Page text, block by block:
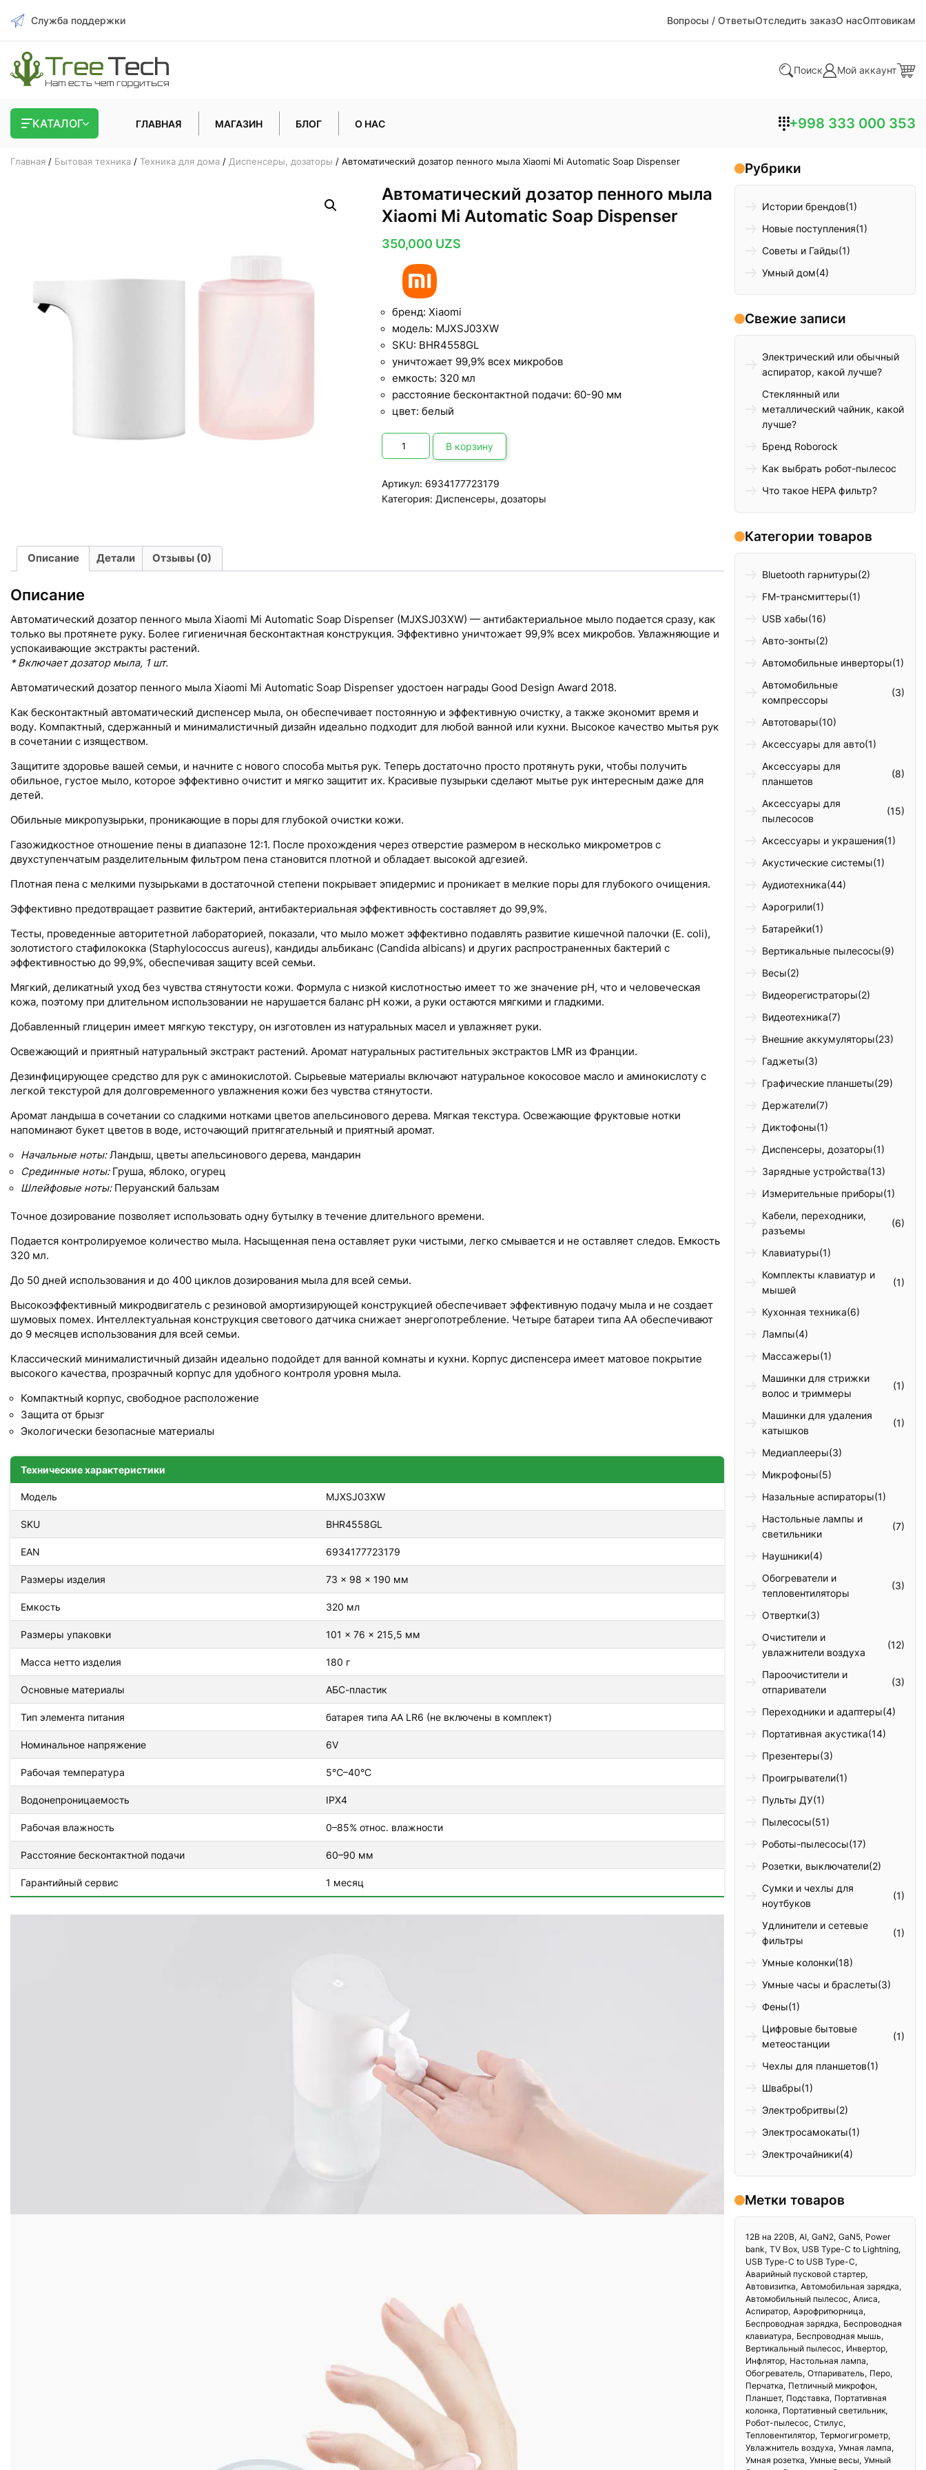
Служба поддержки Вопросы / ОтветыОтследить заказО насОптовикам
Поиск Мой аккаунт
КАТАЛОГ ГЛАВНАЯ МАГАЗИН БЛОГ О НАС +998 333 000 353
Главная / Бытовая техника / Техника для дома / Диспенсеры, дозаторы / Автоматический дозатор пенного мыла Xiaomi Mi Automatic Soap Dispenser
Автоматический дозатор пенного мыла
Xiaomi Mi Automatic Soap Dispenser
350,000 UZS
бренд: Xiaomi
модель: MJXSJ03XW
SKU: BHR4558GL
уничтожает 99,9% всех микробов
емкость: 320 мл
расстояние бесконтактной подачи: 60-90 мм
цвет: белый
Количество
товара
Автоматический
мыла
Xiaomi
Mi
В корзину
Артикул: 6934177723179
Категория: Диспенсеры, дозаторы
Описание Детали Отзывы (0)
Описание
Автоматический дозатор пенного мыла Xiaomi Mi Automatic Soap Dispenser (MJXSJ03XW) — антибактериальное мыло подается сразу, как
только вы протянете руку. Более гигиеничная бесконтактная конструкция. Эффективно уничтожает 99,9% всех микробов. Увлажняющие и
успокаивающие экстракты растений.
* Включает дозатор мыла, 1 шт.
Автоматический дозатор пенного мыла Xiaomi Mi Automatic Soap Dispenser удостоен награды Good Design Award 2018.
Как бесконтактный автоматический диспенсер мыла, он обеспечивает постоянную и эффективную очистку, а также экономит время и
воду. Компактный, сдержанный и минималистичный дизайн идеально подходит для любой ванной или кухни. Высокое качество мытья рук
в сочетании с изяществом.
Защитите здоровье вашей семьи, и начните с нового способа мытья рук. Теперь достаточно просто протянуть руки, чтобы получить
обильное, густое мыло, которое эффективно очистит и мягко защитит их. Красивые пузырьки сделают мытье рук интересным даже для
детей.
Обильные микропузырьки, проникающие в поры для глубокой очистки кожи.
Газожидкостное отношение пены в диапазоне 12:1. После прохождения через отверстие размером в несколько микрометров с
двухступенчатым разделительным фильтром пена становится плотной и обладает высокой адгезией.
Плотная пена с мелкими пузырьками в достаточной степени покрывает эпидермис и проникает в мелкие поры для глубокого очищения.
Эффективно предотвращает развитие бактерий, антибактериальная эффективность составляет до 99,9%.
Тесты, проведенные авторитетной лабораторией, показали, что мыло может эффективно подавлять развитие кишечной палочки (E. coli),
золотистого стафилококка (Staphylococcus aureus), кандиды альбиканс (Candida albicans) и других распространенных бактерий с
эффективностью до 99,9%, обеспечивая защиту всей семьи.
Мягкий, деликатный уход без чувства стянутости кожи. Формула с низкой кислотностью имеет то же значение pH, что и человеческая
кожа, поэтому при длительном использовании не нарушается баланс pH кожи, а руки остаются мягкими и гладкими.
Добавленный глицерин имеет мягкую текстуру, он изготовлен из натуральных масел и увлажняет руки.
Освежающий и приятный натуральный экстракт растений. Аромат натуральных растительных экстрактов LMR из Франции.
Дезинфицирующее средство для рук с аминокислотой. Сырьевые материалы включают натуральное кокосовое масло и аминокислоту с
легкой текстурой для долговременного увлажнения кожи без чувства стянутости.
Аромат ландыша в сочетании со сладкими нотками цветов апельсинового дерева. Мягкая текстура. Освежающие фруктовые нотки
напоминают букет цветов в воде, источающий притягательный и приятный аромат.
Начальные ноты:Ландыш, цветы апельсинового дерева, мандарин
Срединные ноты: Груша, яблоко, огурец
Шлейфовые ноты: Перуанский бальзам
Точное дозирование позволяет использовать одну бутылку в течение длительного времени.
Подается контролируемое количество мыла. Насыщенная пена оставляет руки чистыми, легко смывается и не оставляет следов. Емкость
320 мл.
До 50 дней использования и до 400 циклов дозирования мыла для всей семьи.
Высокоэффективный микродвигатель с резиновой амортизирующей конструкцией обеспечивает эффективную подачу мыла и не создает
шумовых помех. Интеллектуальная конструкция светового датчика снижает энергопотребление. Четыре батареи типа AA обеспечивают
до 9 месяцев использования для всей семьи.
Классический минималистичный дизайн идеально подойдет для ванной комнаты и кухни. Корпус диспенсера имеет матовое покрытие
высокого качества, прозрачный корпус для удобного контроля уровня мыла.
Компактный корпус, свободное расположение
Защита от брызг
Экологически безопасные материалы
Технические характеристики
Модель MJXSJ03XW
SKU BHR4558GL
EAN 6934177723179
Размеры изделия 73 × 98 × 190 мм
Емкость 320 мл
Размеры упаковки 101 × 76 × 215,5 мм
Масса нетто изделия 180 г
Основные материалы АБС-пластик
Тип элемента питания батарея типа AA LR6 (не включены в комплект)
Номинальное напряжение 6V
Рабочая температура 5℃–40°C
Водонепроницаемость IPX4
Рабочая влажность 0–85% относ. влажности
Расстояние бесконтактной подачи 60–90 мм
Гарантийный сервис 1 месяц
Рубрики
Истории брендов(1)
Новые поступления(1)
Советы и Гайды(1)
Умный дом(4)
Свежие записи
Электрический или обычный
аспиратор, какой лучше?
Стеклянный или
металлический чайник, какой
лучше?
Бренд Roborock
Как выбрать робот-пылесос
Что такое HEPA фильтр?
Категории товаров
Bluetooth гарнитуры(2)
FM-трансмиттеры(1)
USB хабы(16)
Авто-зонты(2)
Автомобильные инверторы(1)
Автомобильные
компрессоры
(3)
Автотовары(10)
Аксессуары для авто(1)
Аксессуары для
планшетов
(8)
Аксессуары для
пылесосов
(15)
Аксессуары и украшения(1)
Акустические системы(1)
Аудиотехника(44)
Аэрогрили(1)
Батарейки(1)
Вертикальные пылесосы(9)
Весы(2)
Видеорегистраторы(2)
Видеотехника(7)
Внешние аккумуляторы(23)
Гаджеты(3)
Графические планшеты(29)
Держатели(7)
Диктофоны(1)
Диспенсеры, дозаторы(1)
Зарядные устройства(13)
Измерительные приборы(1)
Кабели, переходники,
разъемы
(6)
Клавиатуры(1)
Комплекты клавиатур и
мышей
(1)
Кухонная техника(6)
Лампы(4)
Массажеры(1)
Машинки для стрижки
волос и триммеры
(1)
Машинки для удаления
катышков
(1)
Медиаплееры(3)
Микрофоны(5)
Назальные аспираторы(1)
Настольные лампы и
светильники
(7)
Наушники(4)
Обогреватели и
тепловентиляторы
(3)
Отвертки(3)
Очистители и
увлажнители воздуха
(12)
Пароочистители и
отпариватели
(3)
Переходники и адаптеры(4)
Портативная акустика(14)
Презентеры(3)
Проигрыватели(1)
Пульты ДУ(1)
Пылесосы(51)
Роботы-пылесосы(17)
Розетки, выключатели(2)
Сумки и чехлы для
ноутбуков
(1)
Удлинители и сетевые
фильтры
(1)
Умные колонки(18)
Умные часы и браслеты(3)
Фены(1)
Цифровые бытовые
метеостанции
(1)
Чехлы для планшетов(1)
Швабры(1)
Электробритвы(2)
Электросамокаты(1)
Электрочайники(4)
Метки товаров
12В на 220В AI GaN2 GaN5 Power
bank TV Box USB Type-C to Lightning
USB Type-C to USB Type-C
Аварийный пусковой стартер
Автовизитка Автомобильная зарядка
Автомобильный пылесос Алиса
Аспиратор Аэрофритюрница
Беспроводная зарядка Беспроводная
клавиатура Беспроводная мышь
Вертикальный пылесос Инвертор
Инфлятор Настольная лампа
Обогреватель Отпариватель Перо
Перчатка Петличный микрофон
Планшет Подставка Портативная
колонка Портативный светильник
Робот-пылесос Стилус
Тепловентилятор Термогигрометр
Увлажнитель воздуха Умная лампа
Умная розетка Умные весы Умный